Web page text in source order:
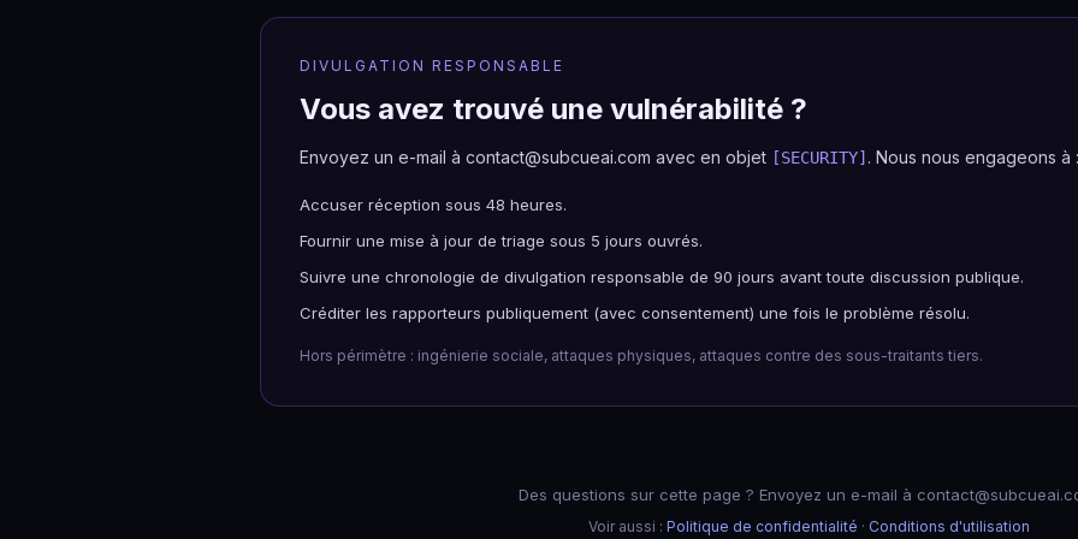
DIVULGATION RESPONSABLE
Vous avez trouvé une vulnérabilité ?
Envoyez un e-mail à contact@subcueai.com avec en objet [SECURITY] . Nous nous engageons à :
Accuser réception sous 48 heures.
Fournir une mise à jour de triage sous 5 jours ouvrés.
Suivre une chronologie de divulgation responsable de 90 jours avant toute discussion publique.
Créditer les rapporteurs publiquement (avec consentement) une fois le problème résolu.
Hors périmètre : ingénierie sociale, attaques physiques, attaques contre des sous-traitants tiers.
Des questions sur cette page ? Envoyez un e-mail à
Voir aussi : Politique de confidentialité · Conditions d'utilisation